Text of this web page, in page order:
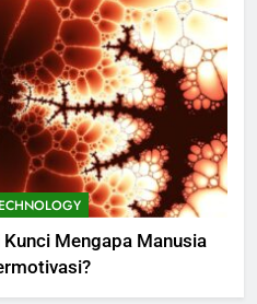
Mengapa Manusia